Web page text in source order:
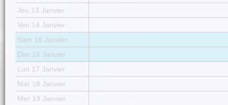
Jeu 13 Janvier
Ven 14 Janvier
Sam 15 Janvier
Dim 16 Janvier
Lun 17 Janvier
Mar 18 Janvier
Mer 19 Janvier